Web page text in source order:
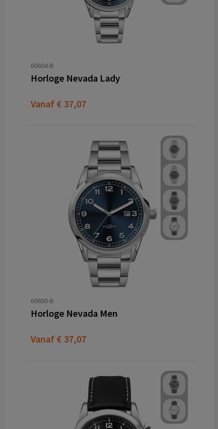
60604-B
Horloge Nevada Lady
Vanaf € 37,07
60600-B
Horloge Nevada Men
Vanaf € 37,07